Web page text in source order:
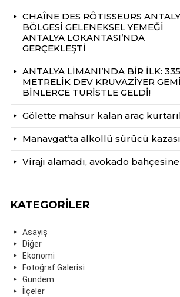
CHAÎNE DES RÔTISSEURS
BÖLGESİ GELENEKSEL YEMEĞİ
ANTALYA LOKANTASI’NDA
GERÇEKLEŞTİ
ANTALYA LİMANI’NDA BİR İLK: 335
METRELİK DEV KRUVAZİYER
BİNLERCE TURİSTLE GELDİ!
Gölette mahsur kalan araç
Manavgat’ta alkollü sürücü kazası
Virajı alamadı, avokado
KATEGORILER
Asayiş
Diğer
Ekonomi
Fotoğraf Galerisi
Gündem
İlçeler